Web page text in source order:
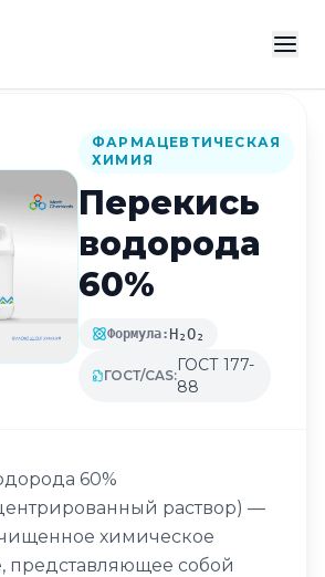
ФАРМАЦЕВТИЧЕСКАЯ
ХИМИЯ
Перекись
водорода
60%
Формула: H₂O₂
ГОСТ/CAS:
ГОСТ 177-
88
60%
раствор) —
химическое
представляющее собой